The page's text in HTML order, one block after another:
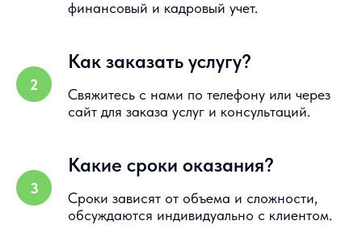
финансовый и кадровый учет.
Как заказать услугу?
Свяжитесь с нами по телефону или через
сайт для заказа услуг и консультаций.
Какие сроки оказания?
Сроки зависят от объема и сложности,
обсуждаются индивидуально с клиентом.